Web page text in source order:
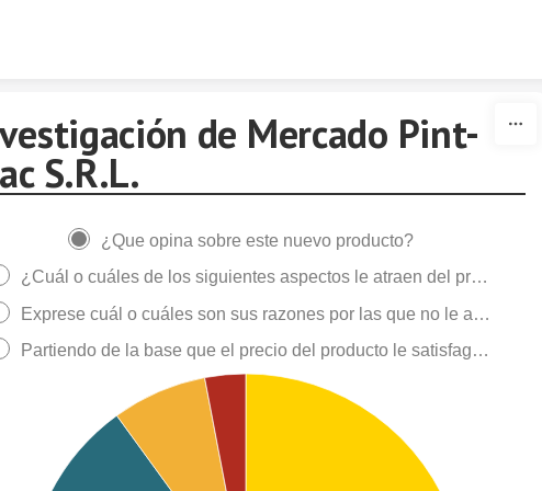
de Mercado Pint-
S.R.L.
¿Que opina sobre este nuevo producto?
¿Cuál o cuáles de los siguientes aspectos le atraen del producto?
Exprese cuál o cuáles son sus razones por las que no le atrae el producto
Partiendo de la base que el precio del producto le satisfaga, ¿lo compraría?